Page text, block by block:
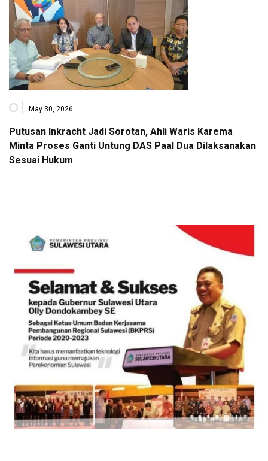
May 30, 2026
Putusan Inkracht Jadi Sorotan, Ahli Waris Karema
Minta Proses Ganti Untung DAS Paal Dua Dilaksanakan
Sesuai Hukum